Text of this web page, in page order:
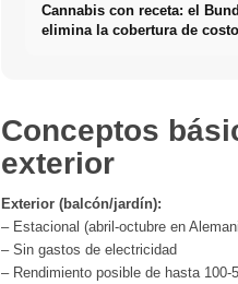
Cannabis con receta: el
elimina la cobertura de
Conceptos
exterior
Exterior (balcón/jardín):
– Estacional (abril-octubre en
– Sin gastos de electricidad
– Rendimiento posible de hasta 100-